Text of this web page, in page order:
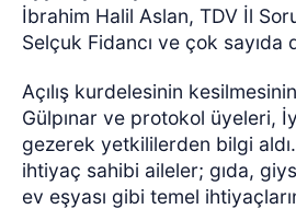
İbrahim Halil Aslan, TDV İl
Selçuk Fidancı ve çok sayıda
Açılış kurdelesinin
Gülpınar ve protokol üyeleri,
gezerek yetkililerden bilgi
ihtiyaç sahibi aileler; gıda,
ev eşyası gibi temel